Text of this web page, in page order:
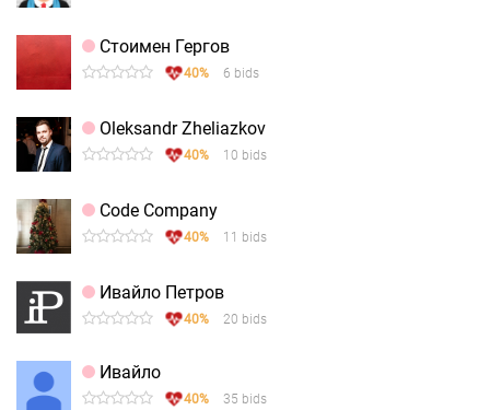
Стоимен Гергов
40% 6 bids
Oleksandr Zheliazkov
40% 10 bids
Code Company
40% 11 bids
Ивайло Петров
40% 20 bids
Ивайло
40% 35 bids